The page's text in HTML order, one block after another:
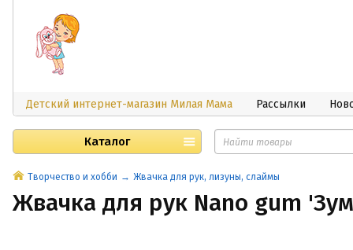
Детский интернет-магазин Милая Мама Рассылки
Каталог
Творчество и хобби Жвачка для рук, лизуны, слаймы
Жвачка для рук Nano gum